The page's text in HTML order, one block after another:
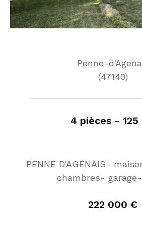
Penne-
(47140)
4 pièces - 125
PENNE D'AGENAIS-
chambres-
222 000 €